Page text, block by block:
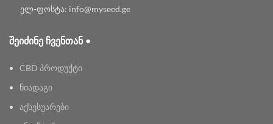
ელ-ფოსტა: info@myseed.ge
ᲨᲔᲘᲫᲘᲜᲔ ᲩᲕᲔᲜᲗᲐᲜ •
CBD პროდუქტი
ნიადაგი
აქსესუარები